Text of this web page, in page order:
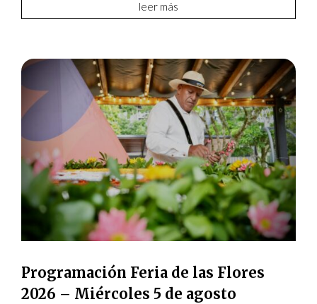
leer más
Programación Feria de las Flores
2026 – Miércoles 5 de agosto